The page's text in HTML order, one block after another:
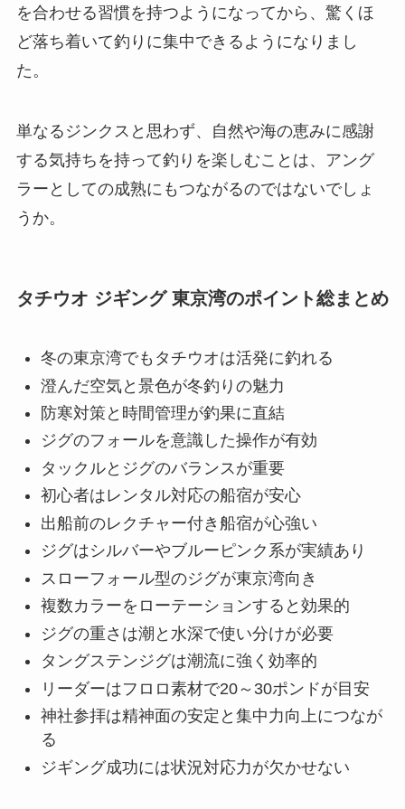
を合わせる習慣を持つようになってから、驚くほ
ど落ち着いて釣りに集中できるようになりまし
た。
単なるジンクスと思わず、自然や海の恵みに感謝
する気持ちを持って釣りを楽しむことは、アング
ラーとしての成熟にもつながるのではないでしょ
うか。
タチウオ ジギング 東京湾のポイント総まとめ
冬の東京湾でもタチウオは活発に釣れる
澄んだ空気と景色が冬釣りの魅力
防寒対策と時間管理が釣果に直結
ジグのフォールを意識した操作が有効
タックルとジグのバランスが重要
初心者はレンタル対応の船宿が安心
出船前のレクチャー付き船宿が心強い
ジグはシルバーやブルーピンク系が実績あり
スローフォール型のジグが東京湾向き
複数カラーをローテーションすると効果的
ジグの重さは潮と水深で使い分けが必要
タングステンジグは潮流に強く効率的
リーダーはフロロ素材で20～30ポンドが目安
神社参拝は精神面の安定と集中力向上につなが
る
ジギング成功には状況対応力が欠かせない